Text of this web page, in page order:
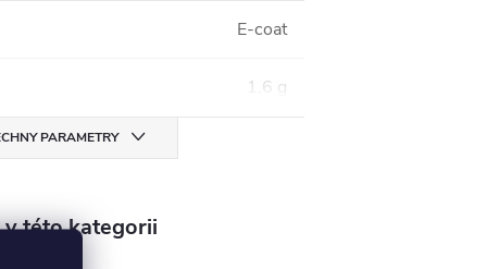
E-coat
1,6 g
PARAMETRY
této kategorii